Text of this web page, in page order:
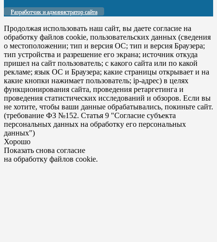
Разработчик и администратор сайта
Продолжая использовать наш сайт, вы даете согласие на
обработку файлов cookie, пользовательских данных (сведения
о местоположении; тип и версия ОС; тип и версия Браузера;
тип устройства и разрешение его экрана; источник откуда
пришел на сайт пользователь; с какого сайта или по какой
рекламе; язык ОС и Браузера; какие страницы открывает и на
какие кнопки нажимает пользователь; ip-адрес) в целях
функционирования сайта, проведения ретаргетинга и
проведения статистических исследований и обзоров. Если вы
не хотите, чтобы ваши данные обрабатывались, покиньте сайт.
(требование ФЗ №152. Статья 9 "Согласие субъекта
персональных данных на обработку его персональных
данных")
Хорошо
Показать снова согласие
на обработку файлов cookie.